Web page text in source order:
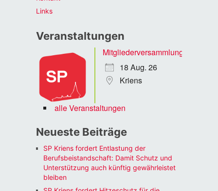
Links
Veranstaltungen
Mitgliederversammlung
18 Aug. 26
Kriens
alle Veranstaltungen
Neueste Beiträge
SP Kriens fordert Entlastung der
Berufsbeistandschaft: Damit Schutz und
Unterstützung auch künftig gewährleistet
bleiben